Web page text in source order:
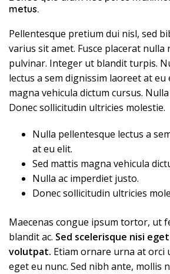
metus.
Pellentesque pretium dui nisl, sed
varius sit amet. Fusce placerat
pulvinar. Integer ut blandit turpis.
lectus a sem dignissim laoreet at eu
magna vehicula dictum cursus.
Donec sollicitudin ultricies molestie.
Nulla pellentesque lectus a
at eu elit.
Sed mattis magna vehicula
Nulla ac imperdiet justo.
Donec sollicitudin ultricies
Maecenas congue ipsum tortor, ut
blandit ac. Sed scelerisque nisi
volutpat. Etiam ornare urna at orci
eget eu nunc. Sed nibh ante, mollis